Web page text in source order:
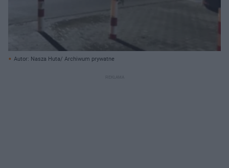
Autor: Nasza Huta/ Archiwum prywatne